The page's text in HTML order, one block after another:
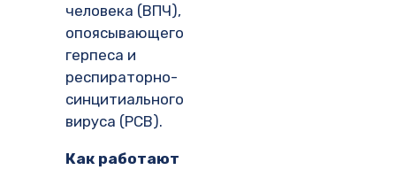
человека (ВПЧ),
опоясывающего
герпеса и
респираторно-
синцитиального
вируса (РСВ).
Как работают